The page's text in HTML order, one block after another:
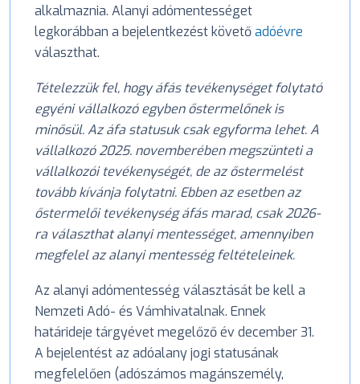
alkalmaznia. Alanyi adómentességet
legkorábban a bejelentkezést követőadóévre
választhat.
Tételezzük fel, hogy áfás tevékenységet folytató
egyéni vállalkozó egyben őstermelőnek is
minősül. Az áfa statusuk csak egyforma lehet. A
vállalkozó 2025. novemberében megszünteti a
vállalkozói tevékenységét, de az őstermelést
tovább kívánja folytatni. Ebben az esetben az
őstermelői tevékenység áfás marad, csak 2026-
ra választhat alanyi mentességet, amennyiben
megfelel az alanyi mentesség feltételeinek.
Az alanyi adómentesség választását be kell a
Nemzeti Adó- és Vámhivatalnak. Ennek
határideje tárgyévet megelőző év december 31.
A bejelentést az adóalany jogi statusának
megfelelően (adószámos magánszemély,